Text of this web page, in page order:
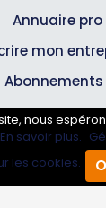
Agenda
Annuaire pro
mon
Abonnements
Infos
légales et
nous
En savoir plus.
les cookies.